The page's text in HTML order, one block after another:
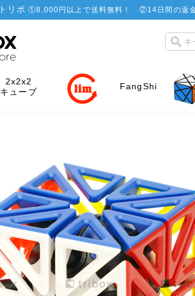
トリボ ①8,000円以上で送料無料！ ②14日間の返
2x2x2
キューブ
FangShi